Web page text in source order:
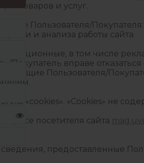
товаров и услуг.
Пользователя/
и анализа работы сайта.
в том числе
Покупатель вправе
Пользователя/
«cookies». «Cookies» не
посетителя сайта
сведения, предоставленные